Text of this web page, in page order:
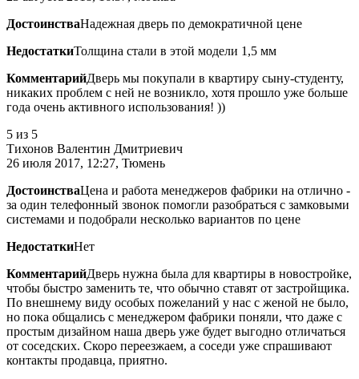
ДостоинстваНадежная дверь по демократичной цене
НедостаткиТолщина стали в этой модели 1,5 мм
КомментарийДверь мы покупали в квартиру сыну-студенту,
никаких проблем с ней не возникло, хотя прошло уже больше
года очень активного использования! ))
5 из 5
Тихонов Валентин Дмитриевич
26 июля 2017, 12:27, Тюмень
ДостоинстваЦена и работа менеджеров фабрики на отлично -
за один телефонный звонок помогли разобраться с замковыми
системами и подобрали несколько вариантов по цене
НедостаткиНет
КомментарийДверь нужна была для квартиры в новостройке,
чтобы быстро заменить те, что обычно ставят от застройщика.
По внешнему виду особых пожеланий у нас с женой не было,
но пока общались с менеджером фабрики поняли, что даже с
простым дизайном наша дверь уже будет выгодно отличаться
от соседских. Скоро переезжаем, а соседи уже спрашивают
контакты продавца, приятно.